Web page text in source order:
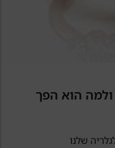
ולמה הוא הפך
שלנו